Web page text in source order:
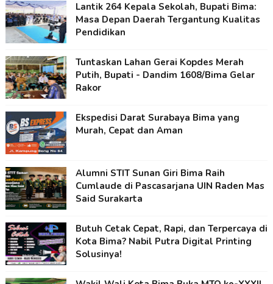
Lantik 264 Kepala Sekolah, Bupati Bima:
Masa Depan Daerah Tergantung Kualitas
Pendidikan
Tuntaskan Lahan Gerai Kopdes Merah
Putih, Bupati - Dandim 1608/Bima Gelar
Rakor
Ekspedisi Darat Surabaya Bima yang
Murah, Cepat dan Aman
Alumni STIT Sunan Giri Bima Raih
Cumlaude di Pascasarjana UIN Raden Mas
Said Surakarta
Butuh Cetak Cepat, Rapi, dan Terpercaya di
Kota Bima? Nabil Putra Digital Printing
Solusinya!